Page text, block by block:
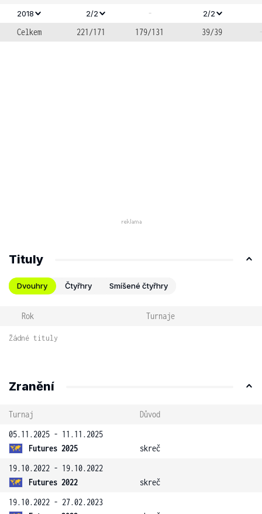
2018 2/2 - 2/2
Celkem 221/171 179/131 39/39
Tituly
Dvouhry Čtyřhry Smíšené čtyřhry
Rok Turnaje
Žádné tituly
Zranění
Turnaj
Důvod
05.11.2025 - 11.11.2025
Futures 2025
skreč
19.10.2022 - 19.10.2022
Futures 2022
skreč
19.10.2022 - 27.02.2023